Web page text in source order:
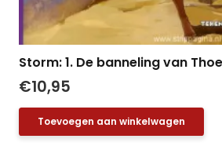
Storm: 1. De banneling van
€10,95
Toevoegen aan winkelwagen